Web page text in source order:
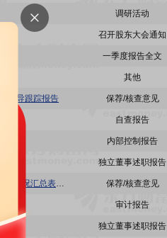
调研活动
召开股东大会通知
一季度报告全文
其他
督导跟踪报告 保荐/核查意见
自查报告
内部控制报告
独立董事述职报告
埃科光电:关于合肥埃科光电科技股份有限公司非经营性资金占用及其他关联资金往来情况汇总表的专项审计报告 保荐/核查意见
审计报告
独立董事述职报告